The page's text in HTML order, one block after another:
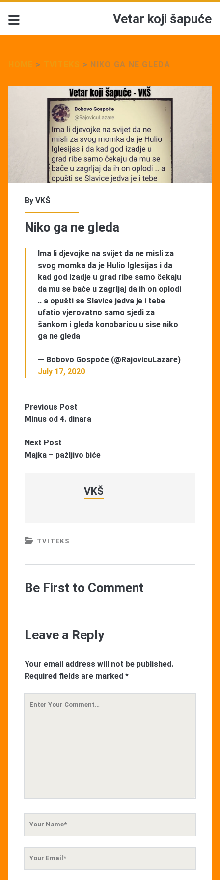
Vetar koji šapuće
> > NIKO GA NE GLEDA
By VKŠ
Niko ga ne gleda
Ima li djevojke na svijet da ne misli za
svog momka da je Hulio Iglesijas i da
kad god izadje u grad ribe samo čekaju
da mu se bače u zagrljaj da ih on oplodi
.. a opušti se Slavice jedva je i tebe
ufatio vjerovatno samo sjedi za
šankom i gleda konobaricu u sise niko
ga ne gleda
— Bobovo Gospoče (@RajovicuLazare)
July 17, 2020
Previous Post
Minus od 4. dinara
Next Post
Majka – pažljivo biće
VKŠ
TVITEKS
Be First to Comment
Leave a Reply
Your email address will not be published.
Required fields are marked *